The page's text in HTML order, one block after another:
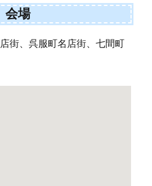
会場
街、呉服町名店街、七間町